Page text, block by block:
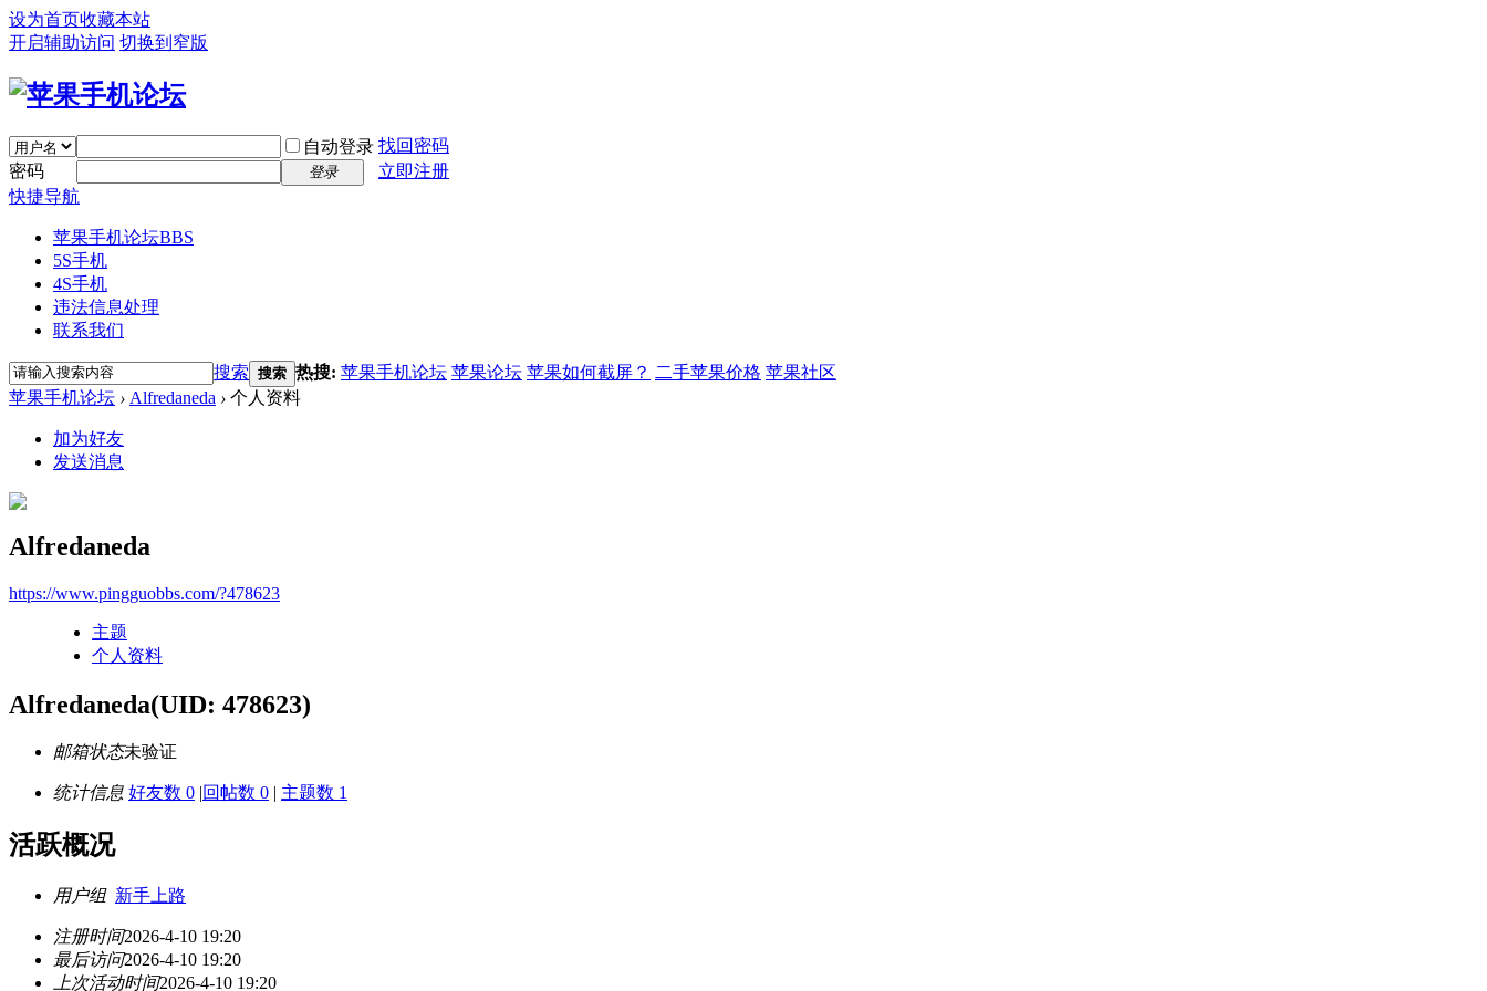
设为首页收藏本站
开启辅助访问 切换到窄版
自动登录 找回密码
密码
登录
立即注册
快捷导航
苹果手机论坛BBS
5S手机
4S手机
违法信息处理
联系我们
搜索 搜索 热搜: 苹果手机论坛 苹果论坛 苹果如何截屏？ 二手苹果价格 苹果社区
苹果手机论坛 › Alfredaneda › 个人资料
加为好友
发送消息
Alfredaneda
https://www.pingguobbs.com/?478623
主题
个人资料
Alfredaneda(UID: 478623)
邮箱状态未验证
统计信息 好友数 0 |回帖数 0 | 主题数 1
活跃概况
用户组 新手上路
注册时间2026-4-10 19:20
最后访问2026-4-10 19:20
上次活动时间2026-4-10 19:20